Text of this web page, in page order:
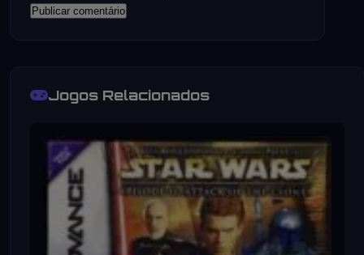
Jogos Relacionados